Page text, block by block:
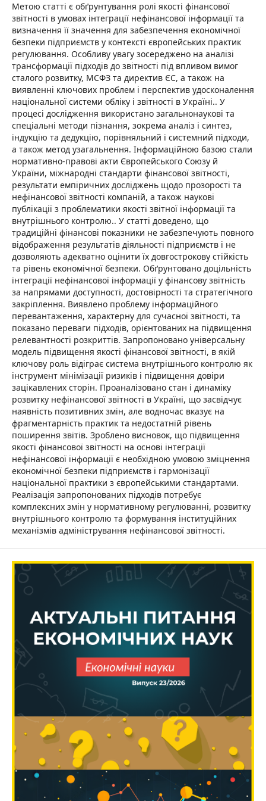
Метою статті є обґрунтування ролі якості фінансової
звітності в умовах інтеграції нефінансової інформації та
визначення її значення для забезпечення економічної
безпеки підприємств у контексті європейських практик
регулювання. Особливу увагу зосереджено на аналізі
трансформації підходів до звітності під впливом вимог
сталого розвитку, МСФЗ та директив ЄС, а також на
виявленні ключових проблем і перспектив удосконалення
національної системи обліку і звітності в Україні.. У
процесі дослідження використано загальнонаукові та
спеціальні методи пізнання, зокрема аналіз і синтез,
індукцію та дедукцію, порівняльний і системний підходи,
а також метод узагальнення. Інформаційною базою стали
нормативно-правові акти Європейського Союзу й
України, міжнародні стандарти фінансової звітності,
результати емпіричних досліджень щодо прозорості та
нефінансової звітності компаній, а також наукові
публікації з проблематики якості звітної інформації та
внутрішнього контролю.. У статті доведено, що
традиційні фінансові показники не забезпечують повного
відображення результатів діяльності підприємств і не
дозволяють адекватно оцінити їх довгострокову стійкість
та рівень економічної безпеки. Обґрунтовано доцільність
інтеграції нефінансової інформації у фінансову звітність
за напрямами доступності, достовірності та стратегічного
закріплення. Виявлено проблему інформаційного
перевантаження, характерну для сучасної звітності, та
показано переваги підходів, орієнтованих на підвищення
релевантності розкриттів. Запропоновано універсальну
модель підвищення якості фінансової звітності, в якій
ключову роль відіграє система внутрішнього контролю як
інструмент мінімізації ризиків і підвищення довіри
зацікавлених сторін. Проаналізовано стан і динаміку
розвитку нефінансової звітності в Україні, що засвідчує
наявність позитивних змін, але водночас вказує на
фрагментарність практик та недостатній рівень
поширення звітів. Зроблено висновок, що підвищення
якості фінансової звітності на основі інтеграції
нефінансової інформації є необхідною умовою зміцнення
економічної безпеки підприємств і гармонізації
національної практики з європейськими стандартами.
Реалізація запропонованих підходів потребує
комплексних змін у нормативному регулюванні, розвитку
внутрішнього контролю та формування інституційних
механізмів адміністрування нефінансової звітності.